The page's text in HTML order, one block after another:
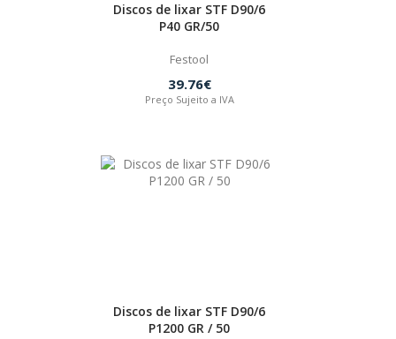
Discos de lixar STF D90/6
P40 GR/50
Festool
39.76€
Preço Sujeito a IVA
Discos de lixar STF D90/6
P1200 GR / 50